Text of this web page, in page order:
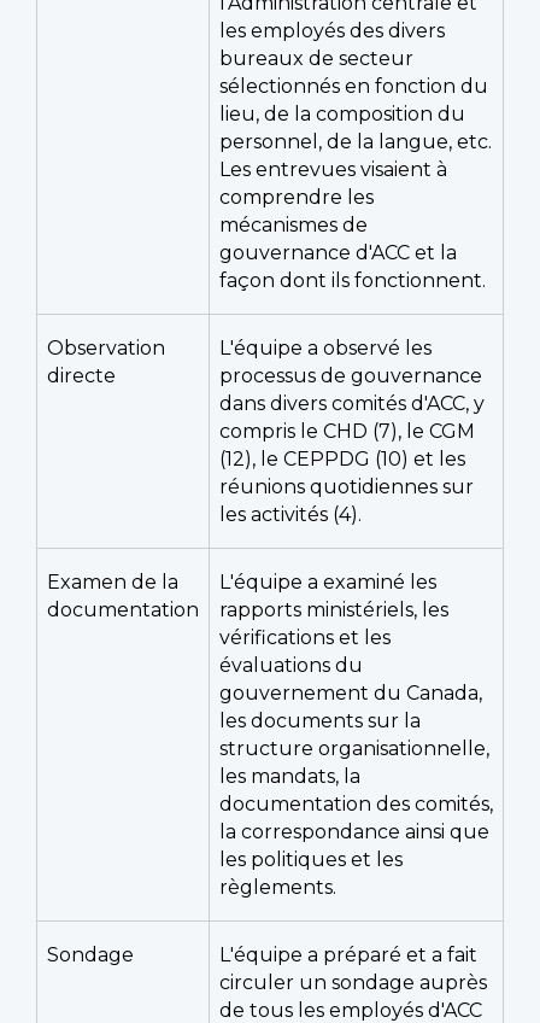
les employés des divers
bureaux de secteur
sélectionnés en fonction du
lieu, de la composition du
personnel, de la langue, etc.
Les entrevues visaient à
comprendre les
mécanismes de
gouvernance d'ACC et la
façon dont ils fonctionnent.
Observation
directe
L'équipe a observé les
processus de gouvernance
dans divers comités d'ACC, y
compris le CHD (7), le CGM
(12), le CEPPDG (10) et les
réunions quotidiennes sur
les activités (4).
Examen de la
documentation
L'équipe a examiné les
rapports ministériels, les
vérifications et les
évaluations du
gouvernement du Canada,
les documents sur la
structure organisationnelle,
les mandats, la
documentation des comités,
la correspondance ainsi que
les politiques et les
règlements.
Sondage
L'équipe a préparé et a fait
circuler un sondage auprès
de tous les employés d'ACC